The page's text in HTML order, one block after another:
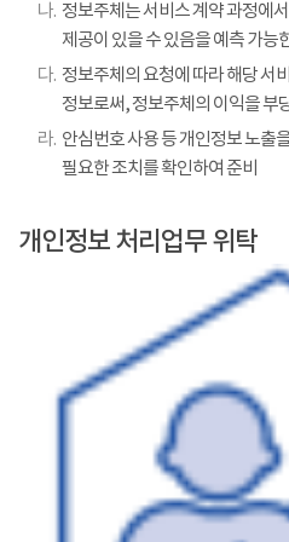
나. 정보주체는 서비스 계약 과정에
제공이 있을 수 있음을 예측 가능
다. 정보주체의 요청에 따라 해당 서
정보로써, 정보주체의 이익을 부
라. 안심번호 사용 등 개인정보 노출
필요한 조치를 확인하여 준비
개인정보 처리업무 위탁